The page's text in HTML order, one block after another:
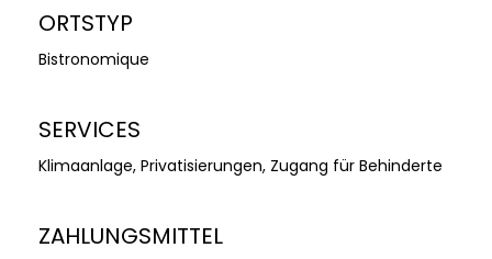
ORTSTYP
Bistronomique
SERVICES
Klimaanlage, Privatisierungen, Zugang für Behinderte
ZAHLUNGSMITTEL